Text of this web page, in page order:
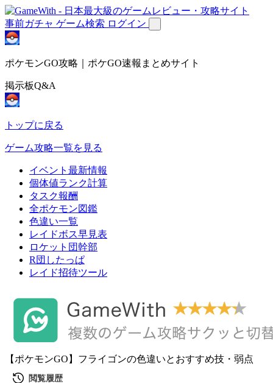
事前ガチャ ゲーム検索 ログイン
ポケモンGO攻略｜ポケGO速報まとめサイト
掲示板Q&A
トップに戻る
ゲーム攻略一覧を見る
イベント最新情報
個体値ランク計算
タスク報酬
全ポケモン図鑑
色違い一覧
レイドボス早見表
ロケット団幹部
R団したっぱ
レイド招待ツール
【ポケモンGO】フライゴンの色違いとおすすめ技・弱点